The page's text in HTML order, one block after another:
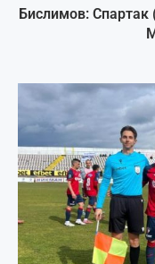
Бислимов: Спартак